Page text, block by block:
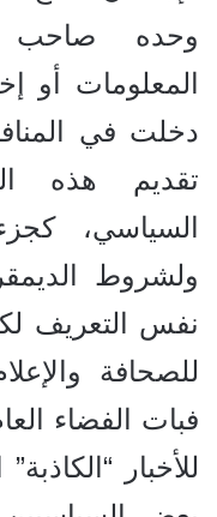
وحده
المعلومات أو
دخلت في
تقديم هذه
السياسي،
ولشروط
نفس التعريف
للصحافة
فبات الفضاء
للأخبار